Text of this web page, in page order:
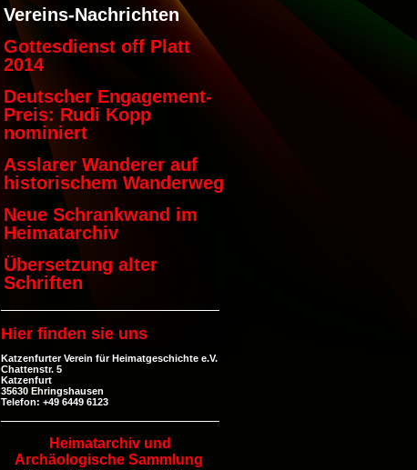
Vereins-Nachrichten
Gottesdienst off Platt
2014
Deutscher Engagement-
Preis: Rudi Kopp
nominiert
Asslarer Wanderer auf
historischem Wanderweg
Neue Schrankwand im
Heimatarchiv
Übersetzung alter
Schriften
Hier finden sie uns
Katzenfurter Verein für Heimatgeschichte e.V.
Chattenstr. 5
Katzenfurt
35630 Ehringshausen
Telefon: +49 6449 6123
Heimatarchiv und
Archäologische Sammlung